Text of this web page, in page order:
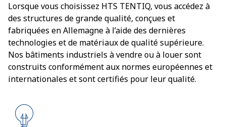
Lorsque vous choisissez HTS TENTIQ, vous accédez à
des structures de grande qualité, conçues et
fabriquées en Allemagne à l’aide des dernières
technologies et de matériaux de qualité supérieure.
Nos bâtiments industriels à vendre ou à louer sont
construits conformément aux normes européennes et
internationales et sont certifiés pour leur qualité.